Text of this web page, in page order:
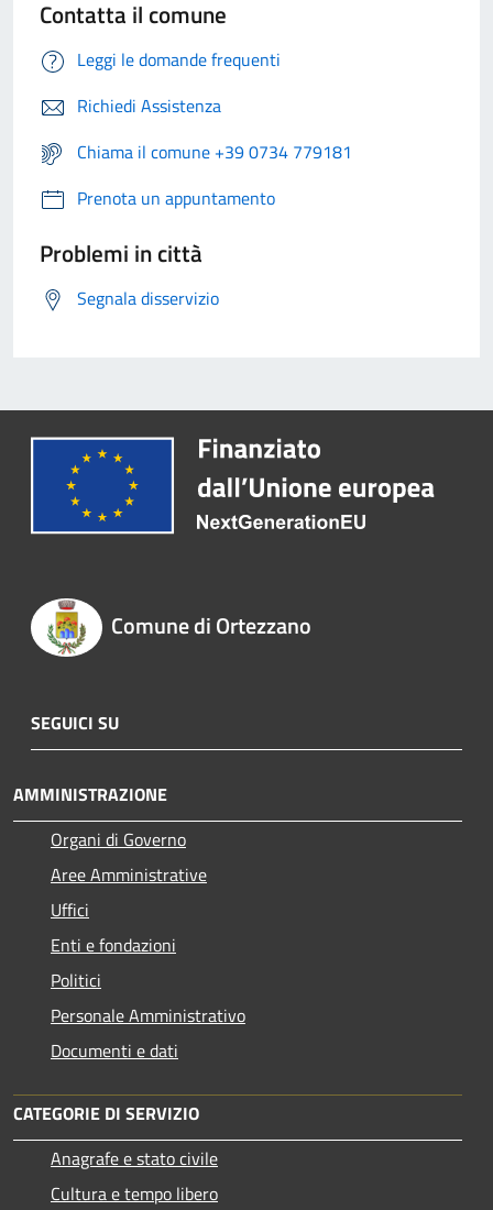
Contatta il comune
Leggi le domande frequenti
Richiedi Assistenza
Chiama il comune +39 0734 779181
Prenota un appuntamento
Problemi in città
Segnala disservizio
Comune di Ortezzano
SEGUICI SU
AMMINISTRAZIONE
Organi di Governo
Aree Amministrative
Uffici
Enti e fondazioni
Politici
Personale Amministrativo
Documenti e dati
CATEGORIE DI SERVIZIO
Anagrafe e stato civile
Cultura e tempo libero